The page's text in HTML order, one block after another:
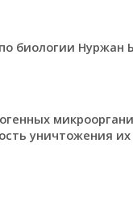
биологии Нуржан
уничтожения